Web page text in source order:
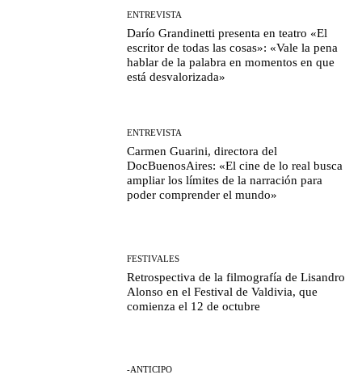
ENTREVISTA
Darío Grandinetti presenta en teatro «El
escritor de todas las cosas»: «Vale la pena
hablar de la palabra en momentos en que
está desvalorizada»
ENTREVISTA
Carmen Guarini, directora del
DocBuenosAires: «El cine de lo real busca
ampliar los límites de la narración para
poder comprender el mundo»
FESTIVALES
Retrospectiva de la filmografía de Lisandro
Alonso en el Festival de Valdivia, que
comienza el 12 de octubre
-ANTICIPO